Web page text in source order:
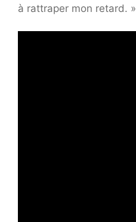
à rattraper mon retard. »